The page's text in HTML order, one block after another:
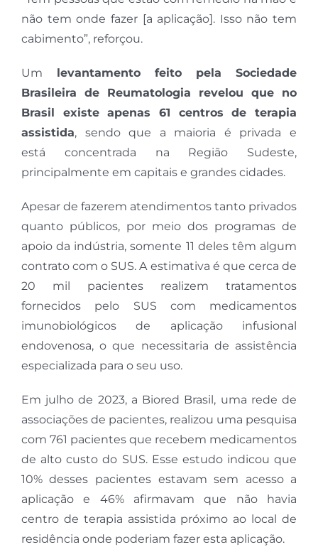
não tem onde fazer [a aplicação]. Isso não tem
cabimento”, reforçou.
Um levantamento feito pela Sociedade
Brasileira de Reumatologia revelou que no
Brasil existe apenas 61 centros de terapia
assistida, sendo que a maioria é privada e
está concentrada na Região Sudeste,
principalmente em capitais e grandes cidades.
Apesar de fazerem atendimentos tanto privados
quanto públicos, por meio dos programas de
apoio da indústria, somente 11 deles têm algum
contrato com o SUS. A estimativa é que cerca de
20 mil pacientes realizem tratamentos
fornecidos pelo SUS com medicamentos
imunobiológicos de aplicação infusional
endovenosa, o que necessitaria de assistência
especializada para o seu uso.
Em julho de 2023, a Biored Brasil, uma rede de
associações de pacientes, realizou uma pesquisa
com 761 pacientes que recebem medicamentos
de alto custo do SUS. Esse estudo indicou que
10% desses pacientes estavam sem acesso a
aplicação e 46% afirmavam que não havia
centro de terapia assistida próximo ao local de
residência onde poderiam fazer esta aplicação.